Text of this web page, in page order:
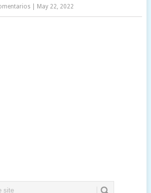
| May 22, 2022